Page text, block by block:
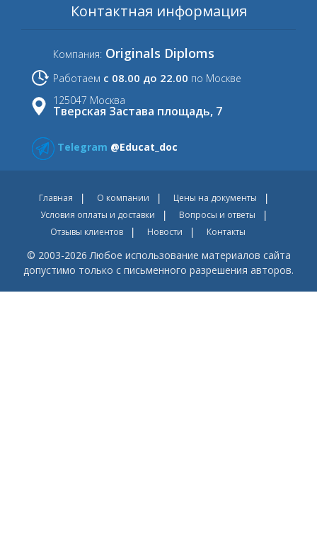
Контактная информация
Компания: Originals Diploms
Работаем с 08.00 до 22.00 по Москве
125047 Москва
Тверская Застава площадь, 7
Telegram @Educat_doc
Главная О компании
Цены на документы
Условия оплаты и доставки
Вопросы и ответы
Отзывы клиентов
Новости Контакты
© 2003-2026 Любое использование материалов сайта
допустимо только с письменного разрешения авторов.